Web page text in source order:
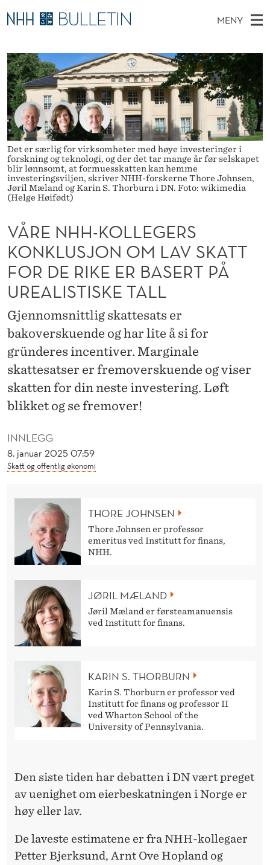
V
Å
R
E
N
H
H
K
L
L
E
G
E
R
S
K
O
N
K
MENY
O
V
E
D
M
E
N
Y
Ø
K
I
N
E
T
T
S
T
E
D
E
T
Stipendiater og nye forskerprofiler
Disputaser
Ekspertutvalg
Om Bulletin
Det er særlig for virksomheter med høye investeringer i
forskning og teknologi, og der det tar mange år før selskapet
blir lønnsomt, at formuesskatten kan hemme
investeringsviljen, skriver NHH-forskerne Thore Johnsen,
Jøril Mæland og Karin S. Thorburn i DN. Foto: wikimedia
(Helge Høifødt)
INNLEGG
8. januar 2025 07:59
Skatt og offentlig økonomi
VÅRE NHH-KOLLEGERS
KONKLUSJON OM LAV SKATT
FOR DE RIKE ER BASERT PÅ
UREALISTISKE TALL
Gjennomsnittlig skattesats er
bakoverskuende og har lite å si for
gründeres incentiver. Marginale
skattesatser er fremoverskuende og viser
skatten for din neste investering. Løft
blikket og se fremover!
THORE JOHNSEN
Thore Johnsen er professor
emeritus ved Institutt for finans,
NHH.
JØRIL MÆLAND
Jøril Mæland er førsteamanuensis
ved Institutt for finans.
KARIN S. THORBURN
Karin S. Thorburn er professor ved
Institutt for finans og professor II
ved Wharton School of the
University of Pennsylvania.
Den siste tiden har debatten i DN vært preget
av uenighet om eierbeskatningen i Norge er
høy eller lav.
De laveste estimatene er fra NHH-kollegaer
Petter Bjerksund, Arnt Ove Hopland og